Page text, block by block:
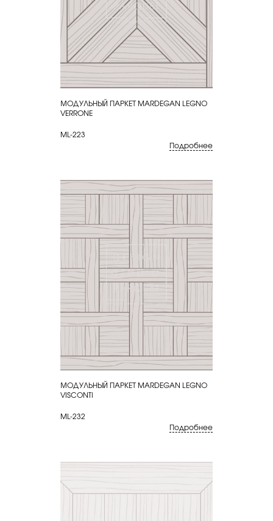
КУПИТЬ
МОДУЛЬНЫЙ ПАРКЕТ MARDEGAN LEGNO
VERRONE
ML-223
Подробнее
КУПИТЬ
МОДУЛЬНЫЙ ПАРКЕТ MARDEGAN LEGNO
VISCONTI
ML-232
Подробнее